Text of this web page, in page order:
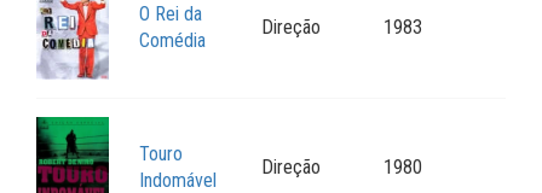
O Rei da
Comédia
Direção 1983
Touro
Indomável
Direção 1980